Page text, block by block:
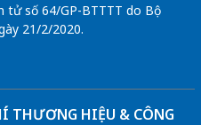
tử số 64/GP-BTTTT do Bộ
21/2/2020.
THƯƠNG HIỆU & CÔNG